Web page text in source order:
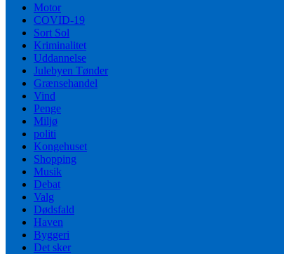
Motor
COVID-19
Sort Sol
Kriminalitet
Uddannelse
Julebyen Tønder
Grænsehandel
Vind
Penge
Miljø
politi
Kongehuset
Shopping
Musik
Debat
Valg
Dødsfald
Haven
Byggeri
Det sker